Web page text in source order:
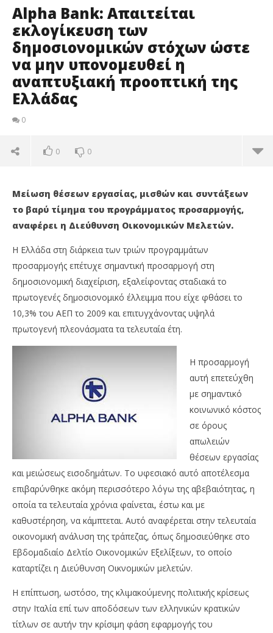
Alpha Bank: Απαιτείται
εκλογίκευση των
δημοσιονομικών στόχων ώστε
να μην υπονομευθεί η
αναπτυξιακή προοπτική της
Ελλάδας
0
0 0
Alpha Bank: Απαιτείται εκλογίκευση των
υπονομευθεί η αναπτυξιακή προοπτική της
Metoxes
Μείωση θέσεων εργασίας, μισθών και συντάξεων
το βαρύ τίμημα του προγράμματος προσαρμογής,
αναφέρει η Διεύθυνση Οικονομικών Μελετών.
Η Ελλάδα στη διάρκεια των τριών προγραμμάτων
προσαρμογής επέτυχε σημαντική προσαρμογή στη
δημοσιονομική διαχείριση, εξαλείφοντας σταδιακά το
πρωτογενές δημοσιονομικό έλλειμμα που είχε φθάσει το
10,3% του ΑΕΠ το 2009 και επιτυγχάνοντας υψηλά
πρωτογενή πλεονάσματα τα τελευταία έτη.
Η προσαρμογή
αυτή επετεύχθη
με σημαντικό
κοινωνικό κόστος
σε όρους
απωλειών
θέσεων εργασίας
και μειώσεως εισοδημάτων. Το υφεσιακό αυτό αποτέλεσμα
επιβαρύνθηκε ακόμη περισσότερο λόγω της αβεβαιότητας, η
οποία τα τελευταία χρόνια φαίνεται, έστω και με
καθυστέρηση, να κάμπτεται. Αυτό αναφέρεται στην τελευταία
οικονομική ανάλυση της τράπεζας, όπως δημοσιεύθηκε στο
Εβδομαδιαίο Δελτίο Οικονομικών Εξελίξεων, το οποίο
καταρτίζει η Διεύθυνση Οικνομικών μελετών.
Η επίπτωση, ωστόσο, της κλιμακούμενης πολιτικής κρίσεως
στην Ιταλία επί των αποδόσεων των ελληνικών κρατικών
τίτλων σε αυτήν την κρίσιμη φάση εφαρμογής του